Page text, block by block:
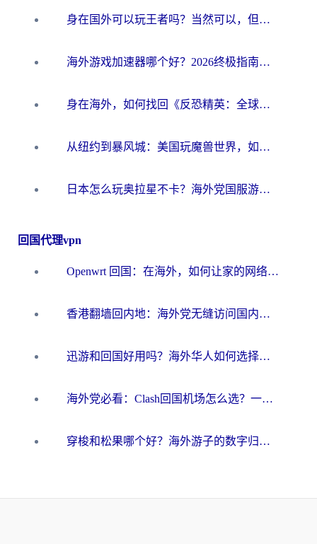
身在国外可以玩王者吗？当然可以，但你需要这份“加速”指南
海外游戏加速器哪个好？2026终极指南帮你畅玩国服+解决卡顿难题
身在海外，如何找回《反恐精英：全球攻势》国服的丝滑手感？一份给你的终极指南
从纽约到暴风城：美国玩魔兽世界，如何找到你的最佳网络航线
日本怎么玩奥拉星不卡？海外党国服游戏加速器选择全攻略
回国代理vpn
Openwrt 回国：在海外，如何让家的网络触手可及
香港翻墙回内地：海外党无缝访问国内资源的加速器选择全攻略
迅游和回国好用吗？海外华人如何选择靠谱的回国加速器
海外党必看：Clash回国机场怎么选？一篇搞定无缝访问国内资源的全攻略
穿梭和松果哪个好？海外游子的数字归乡路，到底该怎么选